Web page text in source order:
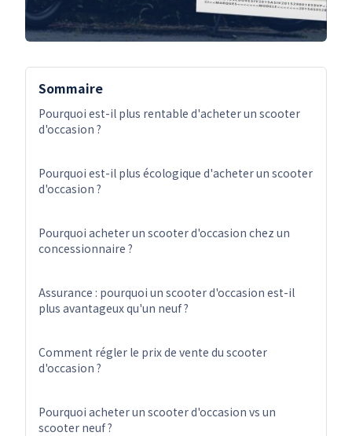
Sommaire
Pourquoi est-il plus rentable d'acheter un scooter
d'occasion ?
Pourquoi est-il plus écologique d'acheter un scooter
d'occasion ?
Pourquoi acheter un scooter d'occasion chez un
concessionnaire ?
Assurance : pourquoi un scooter d'occasion est-il
plus avantageux qu'un neuf ?
Comment régler le prix de vente du scooter
d'occasion ?
Pourquoi acheter un scooter d'occasion vs un
scooter neuf ?